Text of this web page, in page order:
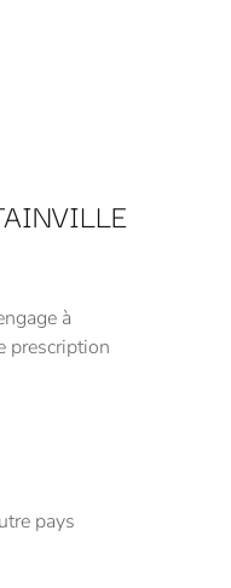
à
prescription
pays